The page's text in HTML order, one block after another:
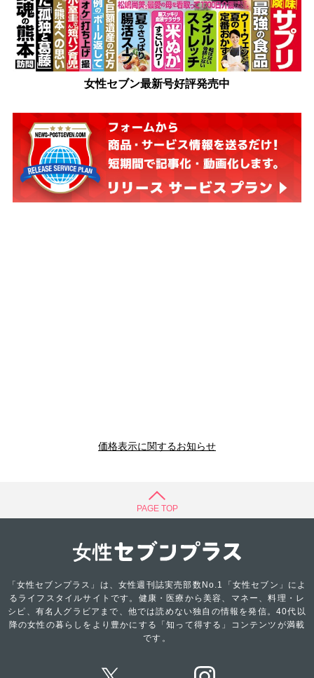
女性セブン最新号好評発売中
価格表示に関するお知らせ
PAGE TOP
「女性セブンプラス」は、女性週刊誌実売部数No.1「女性セブン」によ
るライフスタイルサイトです。健康・医療から美容、マネー、料理・レ
シピ、有名人グラビアまで、他では読めない独自の情報を発信。40代以
降の女性の暮らしをより豊かにする「知って得する」コンテンツが満載
です。